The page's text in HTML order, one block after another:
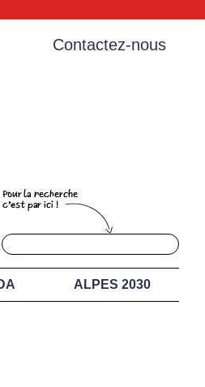
Contactez-nous
ALPES 2030